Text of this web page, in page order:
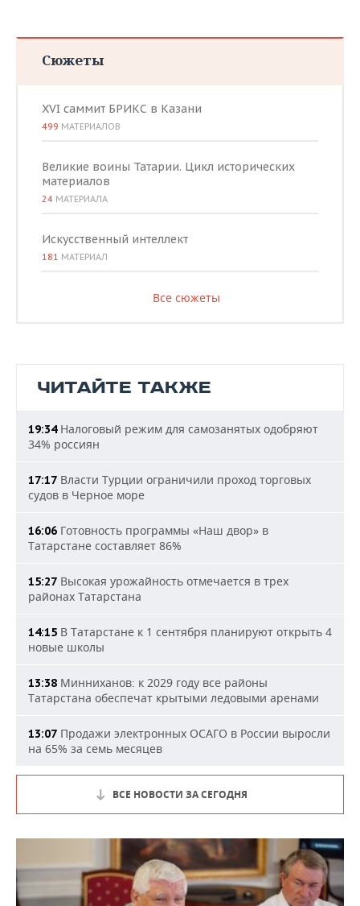
Сюжеты
XVI саммит БРИКС в Казани
499 МАТЕРИАЛОВ
Великие воины Татарии. Цикл исторических
материалов
24 МАТЕРИАЛА
Искусственный интеллект
181 МАТЕРИАЛ
Все сюжеты
ЧИТАЙТЕ ТАКЖЕ
19:34Налоговый режим для самозанятых одобряют
34% россиян
17:17 Власти Турции ограничили проход торговых
судов в Черное море
16:06 Готовность программы «Наш двор» в
Татарстане составляет 86%
15:27 Высокая урожайность отмечается в трех
районах Татарстана
14:15 В Татарстане к 1 сентября планируют открыть 4
новые школы
13:38 Минниханов: к 2029 году все районы
Татарстана обеспечат крытыми ледовыми аренами
13:07 Продажи электронных ОСАГО в России выросли
на 65% за семь месяцев
ВСЕ НОВОСТИ ЗА СЕГОДНЯ